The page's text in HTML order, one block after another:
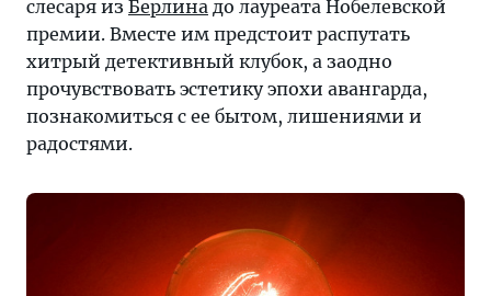
слесаря из Берлина до лауреата Нобелевской
премии. Вместе им предстоит распутать
хитрый детективный клубок, а заодно
прочувствовать эстетику эпохи авангарда,
познакомиться с ее бытом, лишениями и
радостями.